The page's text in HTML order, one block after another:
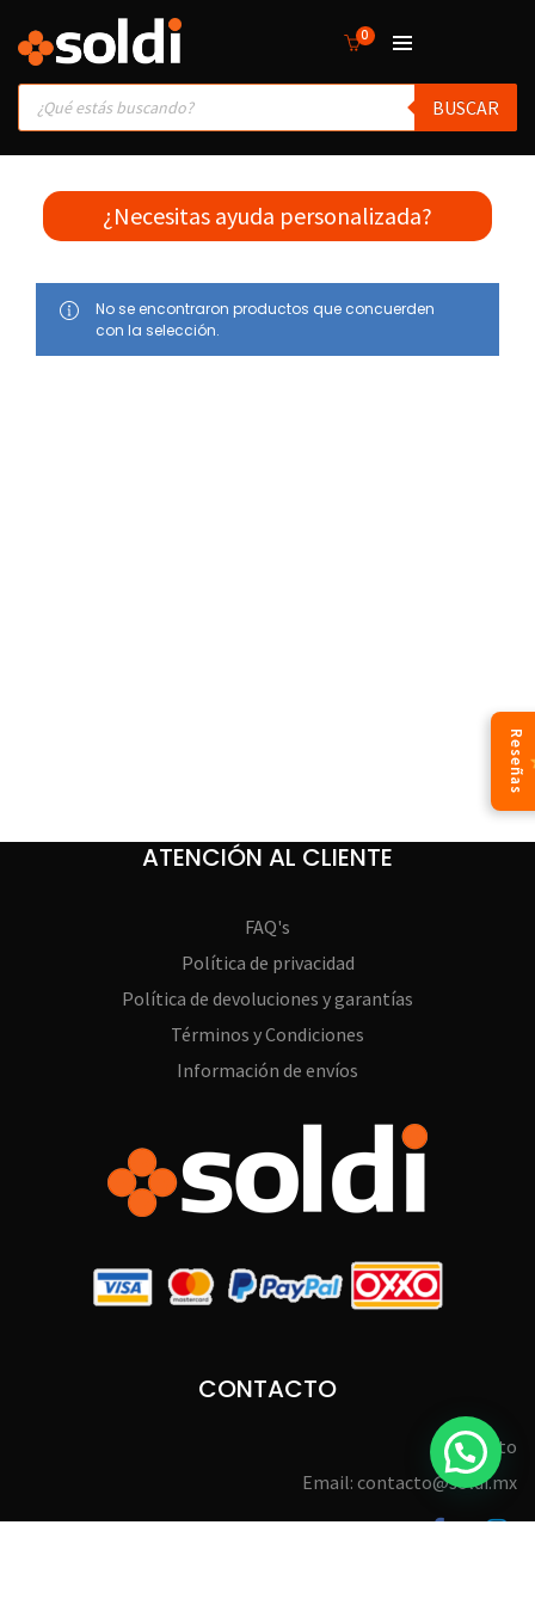
0
Products
search
BUSCAR
¿Necesitas ayuda personalizada?
No se encontraron productos que concuerden
con la selección.
ATENCIÓN AL CLIENTE
FAQ's
Política de privacidad
Política de devoluciones y garantías
Términos y Condiciones
Información de envíos
CONTACTO
Contacto
Email: contacto@soldi.mx
Reseñas